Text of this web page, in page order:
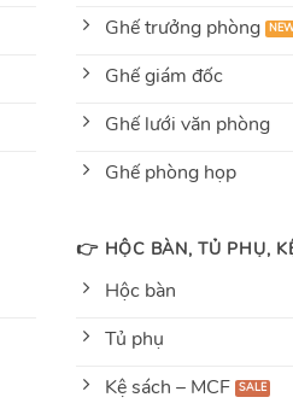
Ghế trưởng phòng
Ghế giám đốc
Ghế lưới văn phòng
Ghế phòng họp
👉 HỘC BÀN, TỦ PHỤ,
Hộc bàn
Tủ phụ
Kệ sách – MCF